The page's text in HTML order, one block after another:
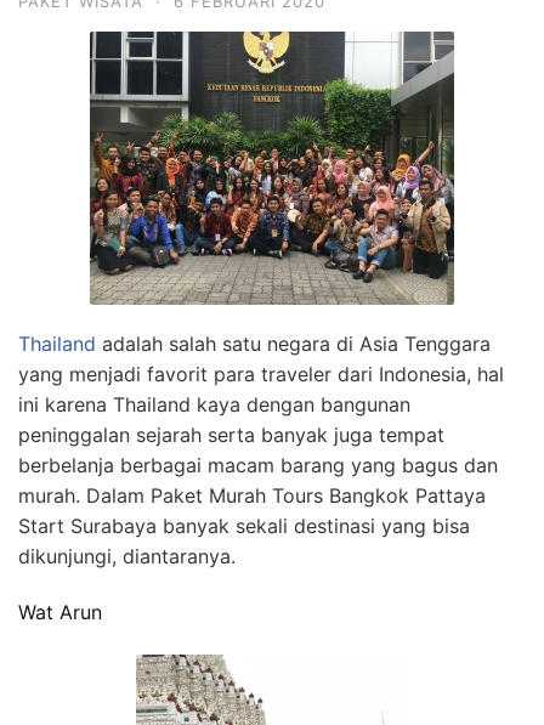
Thailand adalah salah satu negara di Asia Tenggara
yang menjadi favorit para traveler dari Indonesia, hal
ini karena Thailand kaya dengan bangunan
peninggalan sejarah serta banyak juga tempat
berbelanja berbagai macam barang yang bagus dan
murah. Dalam Paket Murah Tours Bangkok Pattaya
Start Surabaya banyak sekali destinasi yang bisa
dikunjungi, diantaranya.
Wat Arun